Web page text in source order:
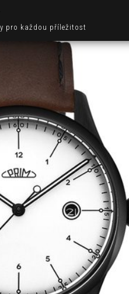
pro každou příležitost